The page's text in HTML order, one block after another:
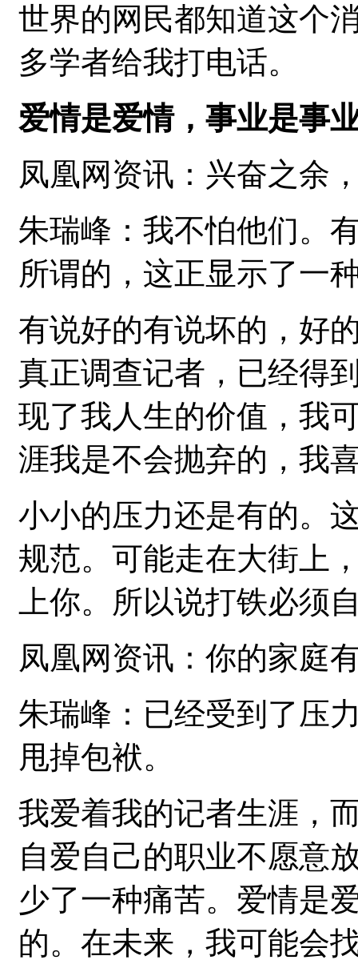
世界的网民都知道这个
多学者给我打电话。
爱情是爱情，事业是事
凤凰网资讯：兴奋之余
朱瑞峰：我不怕他们。
所谓的，这正显示了一
有说好的有说坏的，好
真正调查记者，已经得
现了我人生的价值，我
涯我是不会抛弃的，我
小小的压力还是有的。
规范。可能走在大街上
上你。所以说打铁必须
凤凰网资讯：你的家庭
朱瑞峰：已经受到了压
甩掉包袱。
我爱着我的记者生涯，
自爱自己的职业不愿意
少了一种痛苦。爱情是
的。在未来，我可能会